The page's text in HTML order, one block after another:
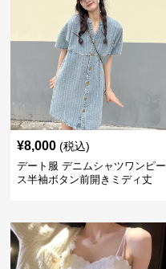
¥8,000 (税込)
デート服 デニムシャツワンピー
ス半袖ボタン前開きミディ丈